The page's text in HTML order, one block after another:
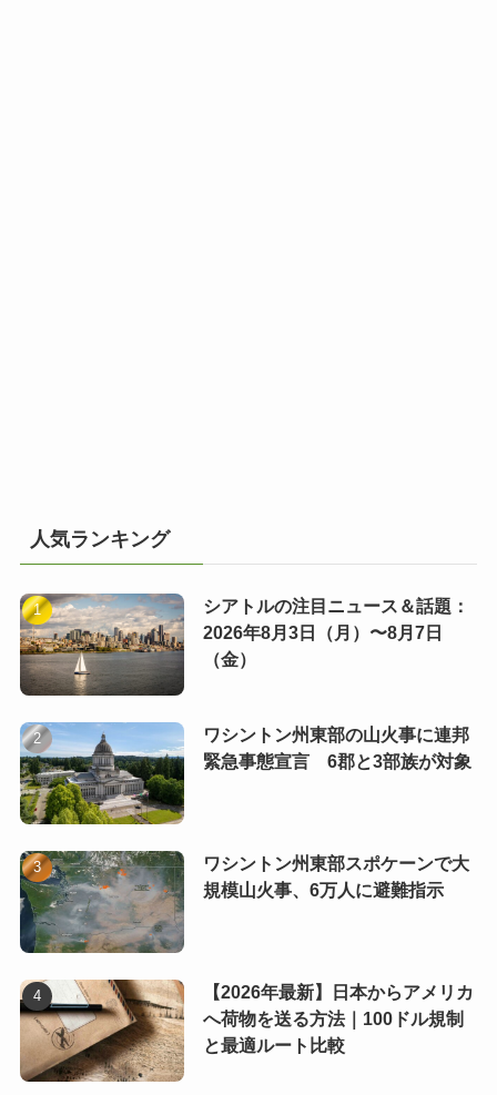
人気ランキング
シアトルの注目ニュース＆話題：
2026年8月3日（月）〜8月7日
（金）
ワシントン州東部の山火事に連邦
緊急事態宣言 6郡と3部族が対象
ワシントン州東部スポケーンで大
規模山火事、6万人に避難指示
【2026年最新】日本からアメリカ
へ荷物を送る方法｜100ドル規制
と最適ルート比較